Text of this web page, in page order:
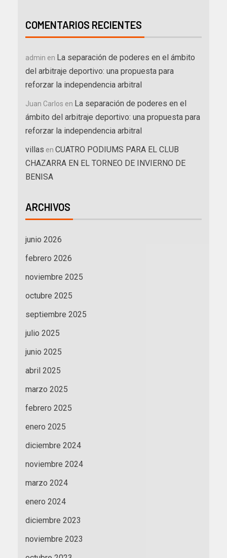
COMENTARIOS RECIENTES
admin en La separación de poderes en el ámbito
del arbitraje deportivo: una propuesta para
reforzar la independencia arbitral
Juan Carlos en La separación de poderes en el
ámbito del arbitraje deportivo: una propuesta para
reforzar la independencia arbitral
villas en CUATRO PODIUMS PARA EL CLUB
CHAZARRA EN EL TORNEO DE INVIERNO DE
BENISA
ARCHIVOS
junio 2026
febrero 2026
noviembre 2025
octubre 2025
septiembre 2025
julio 2025
junio 2025
abril 2025
marzo 2025
febrero 2025
enero 2025
diciembre 2024
noviembre 2024
marzo 2024
enero 2024
diciembre 2023
noviembre 2023